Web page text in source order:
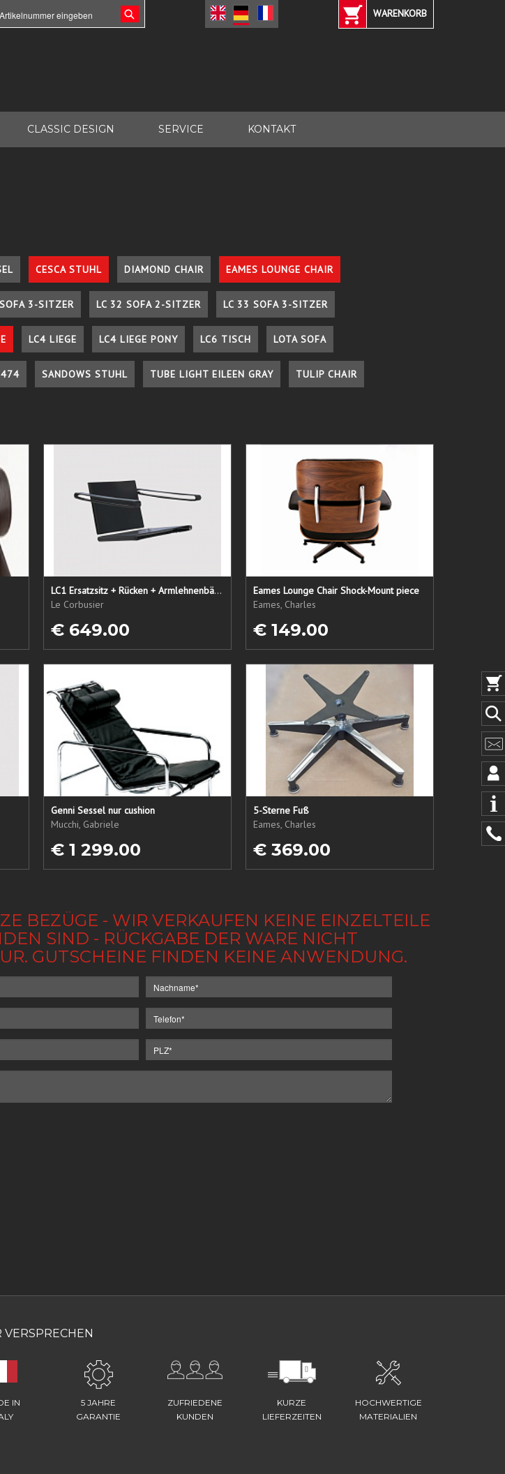
WARENKORB
CLASSIC DESIGN SERVICE KONTAKT
CESCA STUHL DIAMOND CHAIR EAMES LOUNGE CHAIR
3-SITZER LC 32 SOFA 2-SITZER LC 33 SOFA 3-SITZER
LC4 LIEGE LC4 LIEGE PONY LC6 TISCH LOTA SOFA
474 SANDOWS STUHL TUBE LIGHT EILEEN GRAY TULIP CHAIR
LC1 Ersatzsitz + Rücken + Armlehnenbänder
Le Corbusier
€ 649.00
Eames Lounge Chair Shock-Mount piece
Eames, Charles
€ 149.00
Genni Sessel nur cushion
Mucchi, Gabriele
€ 1 299.00
5-Sterne Fuß
Eames, Charles
€ 369.00
BEZÜGE - WIR VERKAUFEN KEINE EINZELTEILE
SIND - RÜCKGABE DER WARE NICHT
GUTSCHEINE FINDEN KEINE ANWENDUNG.
VERSPRECHEN
IN
5 JAHRE
GARANTIE
ZUFRIEDENE
KUNDEN
KURZE
LIEFERZEITEN
HOCHWERTIGE
MATERIALIEN